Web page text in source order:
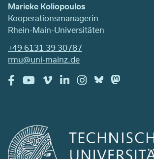
Marieke Koliopoulos
Kooperationsmanagerin
Rhein-Main-Universitäten
+49 6131 39 30787
rmu@uni-mainz.de